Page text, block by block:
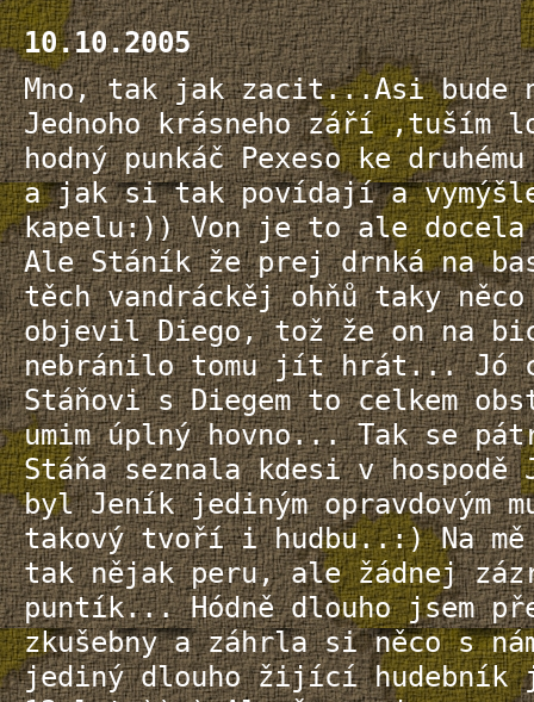
10.10.2005
Mno, tak jak zacit...Asi bude
Jednoho krásneho září ,tuším
hodný punkáč Pexeso ke
a jak si tak povídají a
kapelu:)) Von je to ale docela
Ale Stáník že prej drnká na
těch vandráckěj ohňů taky
objevil Diego, tož že on na
nebránilo tomu jít hrát... Jó
Stáňovi s Diegem to celkem
umim úplný hovno... Tak se
Stáňa seznala kdesi v
byl Jeník jediným opravdovým
takový tvoří i hudbu..:) Na mě
tak nějak peru, ale žádnej
puntík... Hódně dlouho jsem
zkušebny a záhrla si něco s
jediný dlouho žijící hudebník